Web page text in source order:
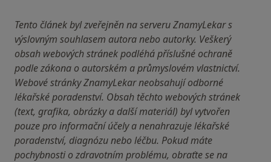
Tento článek byl zveřejněn na serveru ZnamyLekar s
výslovným souhlasem autora nebo autorky. Veškerý
obsah webových stránek podléhá příslušné ochraně
podle zákona o autorském a průmyslovém vlastnictví.
Webové stránky ZnamyLekar neobsahují odborné
lékařské poradenství. Obsah těchto webových stránek
(text, grafika, obrázky a další materiál) byl vytvořen
pouze pro informační účely a nenahrazuje lékařské
poradenství, diagnózu nebo léčbu. Pokud máte
pochybnosti o zdravotním problému, obraťte se na